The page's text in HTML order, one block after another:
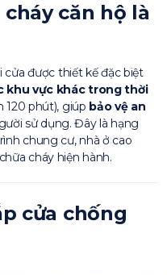
căn hộ là
cửa được thiết kế đặc biệt
khu vực khác trong thời
120 phút), giúp bảo vệ an
sử dụng. Đây là hạng
chung cư, nhà ở cao
cháy hiện hành.
cửa chống